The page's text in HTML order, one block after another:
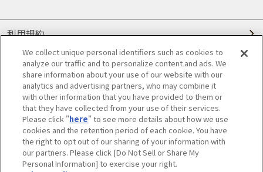
利用規約
個人情報の取り扱いについて
会員優待サービスの提携をご検討の方へ
JAFホームページ
© JAPAN AUTOMOBILE FEDERATION. All rights reserved.
We collect unique personal identifiers such as cookies to
analyze our traffic and to personalize content and ads. We
share information about your use of our website with our
analytics and advertising partners, who may combine it
with other information that you have provided to them or
that they have collected from your use of their services.
Please click "here" to see more details about how we use
cookies and the retention period of each cookie. You have
the right to opt out of our sharing of your information with
our partners. Please click [Do Not Sell or Share My
Personal Information] to exercise your right.